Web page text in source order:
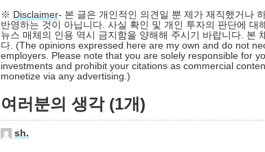
※ Disclaimer- 본 글은 개인적인 의견일 뿐 제가 재직했거나
반영하는 것이 아닙니다. 사실 확인 및 개인 투자의 판단에
뉴스 매체의 인용 역시 금지함을 양해해 주시기 바랍니다. 본
다. (The opinions expressed here are my own and do not
employers. Please note that you are solely responsible for
investments and prohibit your citations as commercial
monetize via any advertising.)
여러분의 생각 (1개)
sh.